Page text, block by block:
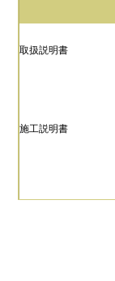
取扱説明書
施工説明書